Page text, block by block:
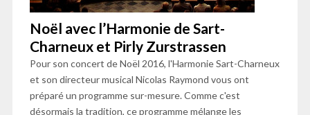
Noël avec l’Harmonie de Sart-
Charneux et Pirly Zurstrassen
Pour son concert de Noël 2016, l'Harmonie Sart-Charneux
et son directeur musical Nicolas Raymond vous ont
préparé un programme sur-mesure. Comme c'est
désormais la tradition, ce programme mélange les